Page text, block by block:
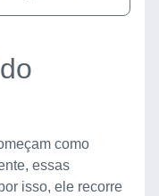
como
essas
isso, ele recorre